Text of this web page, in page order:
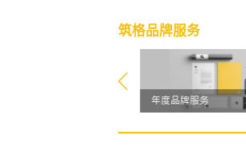
筑格品牌服务
年度品牌服务